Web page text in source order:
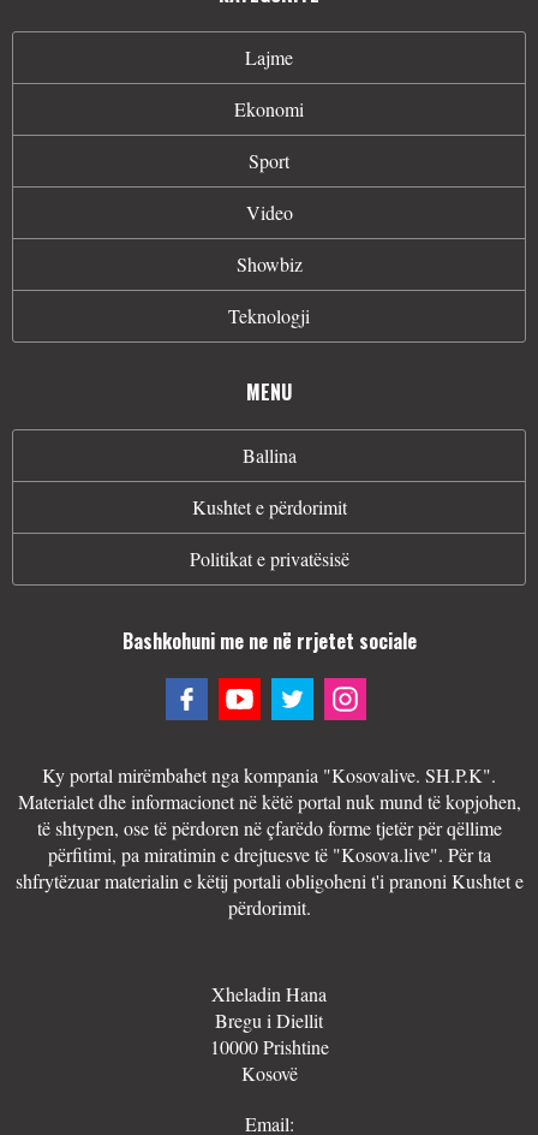
Lajme
Ekonomi
Sport
Video
Showbiz
Teknologji
MENU
Ballina
Kushtet e përdorimit
Politikat e privatësisë
Bashkohuni me ne në rrjetet sociale
Ky portal mirëmbahet nga kompania "Kosovalive. SH.P.K".
Materialet dhe informacionet në këtë portal nuk mund të kopjohen,
të shtypen, ose të përdoren në çfarëdo forme tjetër për qëllime
përfitimi, pa miratimin e drejtuesve të "Kosova.live". Për ta
shfrytëzuar materialin e këtij portali obligoheni t'i pranoni Kushtet e
përdorimit.
Xheladin Hana
Bregu i Diellit
10000 Prishtine
Kosovë
Email: